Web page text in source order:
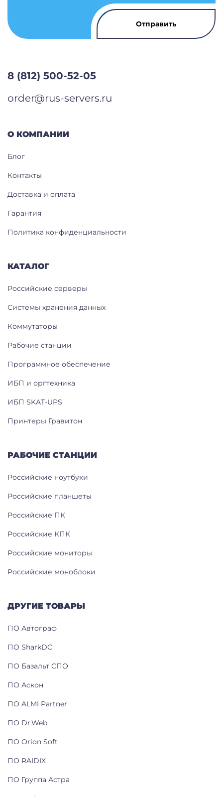
КАТАЛОГ
Российские серверы
Системы хранения данных
Коммутаторы
Рабочие станции
Программное обеспечение
ИБП и оргтехника
ИБП SKAT-UPS
Принтеры Гравитон
РАБОЧИЕ СТАНЦИИ
Российские ноутбуки
Российские планшеты
Российские ПК
Российские КПК
Российские мониторы
Российские моноблоки
ДРУГИЕ ТОВАРЫ
ПО Автограф
ПО SharkDC
ПО Базальт СПО
ПО Аскон
ПО ALMI Partner
ПО Dr.Web
ПО Orion Soft
ПО RAIDIX
ПО Группа Астра
О КОМПАНИИ
Блог
Контакты
Доставка и оплата
Гарантия
Политика конфиденциальности
8 (812) 500-52-05
order@rus-servers.ru